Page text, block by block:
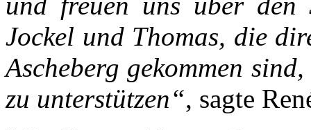
Jockel und Thomas, die
Ascheberg gekommen
zu unterstützen“, sagte